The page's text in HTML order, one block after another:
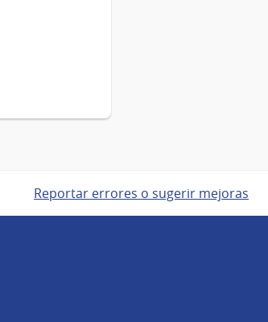
Reportar errores o sugerir mejoras